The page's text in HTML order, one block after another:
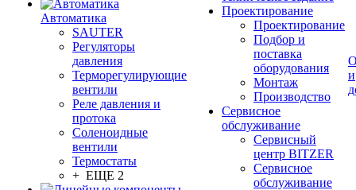
Автоматика
SAUTER
Регуляторы
давления
Терморегулирующие
вентили
Реле давления и
протока
Соленоидные
вентили
Термостаты
+ ЕЩЕ 2
Проектирование
Проектирование
Подбор и
поставка
оборудования
Монтаж
Производство
Сервисное
обслуживание
Сервисный
центр BITZER
Сервисное
обслуживание
и